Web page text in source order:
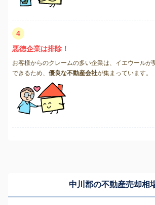
4
悪徳企業は排除！
お客様からのクレームの多い企業は、イエウールが
できるため、 優良な不動産会社が集まっています。
中川郡の不動産売却相